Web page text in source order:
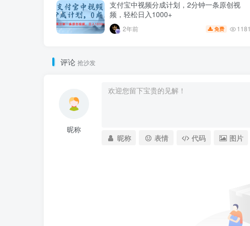
支付宝中视频分成计划，2分钟一条原创视
频，轻松日入1000+
2年前 免费 1181
评论 抢沙发
昵称
昵称 表情 代码 图片